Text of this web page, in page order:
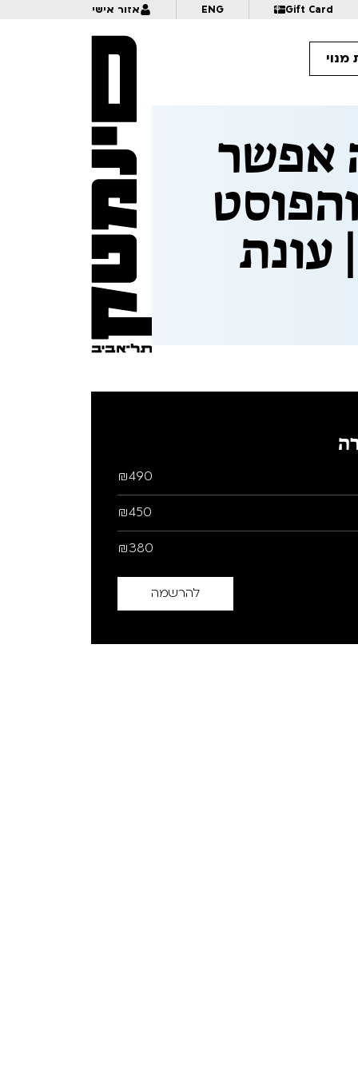
Gift Card
ENG אזור אישי
מזווית אחרת – דוקומציה | לגילאי 16+ | פסטיבל אנימיקס 2026
מנוי
2 – מה אפשר
עונת
₪490
₪450
₪380
להרשמה